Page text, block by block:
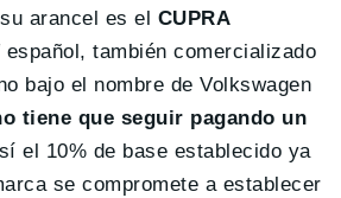
arancel es el CUPRA
español, también comercializado
bajo el nombre de Volkswagen
tiene que seguir pagando un
el 10% de base establecido ya
se compromete a establecer